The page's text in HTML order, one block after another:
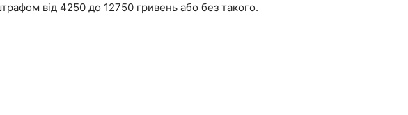
від 4250 до 12750 гривень або без такого.